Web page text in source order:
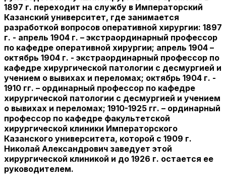
1897 г. переходит на службу в Императорский
Казанский университет, где занимается
разработкой вопросов оперативной хирургии: 1897
г. - апрель 1904 г. – экстраординарный профессор
по кафедре оперативной хирургии; апрель 1904 –
октябрь 1904 г. - экстраординарный профессор по
кафедре хирургической патологии с десмургией и
учением о вывихах и переломах; октябрь 1904 г. -
1910 гг. – ординарный профессор по кафедре
хирургической патологии с десмургией и учением
о вывихах и переломах; 1910-1925 гг. – ординарный
профессор по кафедре факультетской
хирургической клиники Императорского
Казанского университета, которой с 1909 г.
Николай Александрович заведует этой
хирургической клиникой и до 1926 г. остается ее
руководителем.